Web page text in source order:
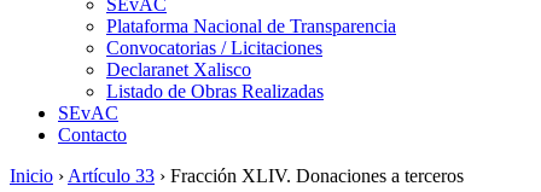
Plataforma Nacional de Transparencia
Convocatorias / Licitaciones
Declaranet Xalisco
Listado de Obras Realizadas
SEvAC
Contacto
Inicio › Artículo 33 › Fracción XLIV. Donaciones a terceros